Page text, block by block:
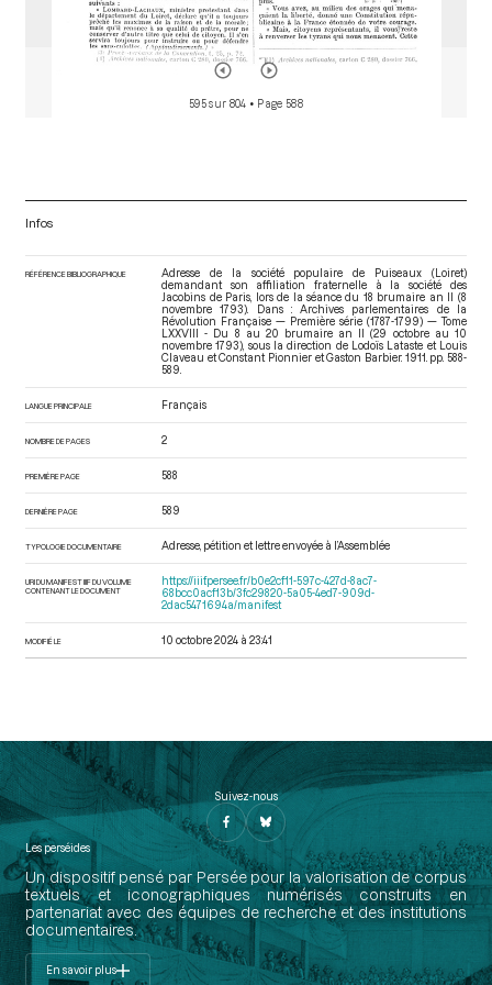
595 sur 804 • Page 588
Infos
RÉFÉRENCE BIBLIOGRAPHIQUE
Adresse de la société populaire de Puiseaux (Loiret)
demandant son affiliation fraternelle à la société des
Jacobins de Paris, lors de la séance du 18 brumaire an II (8
novembre 1793). Dans : Archives parlementaires de la
Révolution Française — Première série (1787-1799) — Tome
LXXVIII - Du 8 au 20 brumaire an II (29 octobre au 10
novembre 1793) , sous la direction de Lodoïs Lataste et Louis
Claveau et Constant Pionnier et Gaston Barbier. 1911. pp. 588-
589.
LANGUE PRINCIPALE Français
NOMBRE DE PAGES 2
PREMIÈRE PAGE 588
DERNIÈRE PAGE 589
TYPOLOGIE DOCUMENTAIRE Adresse, pétition et lettre envoyée à l’Assemblée
URI DU MANIFEST IIIF DU VOLUME
CONTENANT LE DOCUMENT
https://iiif.persee.fr/b0e2cf11-597c-427d-8ac7-
68bcc0acf13b/3fc29820-5a05-4ed7-909d-
2dac5471694a/manifest
MODIFIÉ LE 10 octobre 2024 à 23:41
Suivez-nous
Les perséides
Un dispositif pensé par Persée pour la valorisation de corpus
textuels et iconographiques numérisés construits en
partenariat avec des équipes de recherche et des institutions
documentaires.
En savoir plus